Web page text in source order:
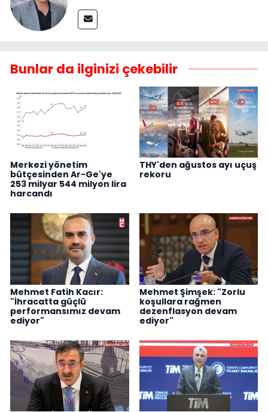
Bunlar da ilginizi çekebilir
Merkezi yönetim
bütçesinden Ar-Ge'ye
253 milyar 544 milyon lira
harcandı
THY'den ağustos ayı uçuş
rekoru
Mehmet Fatih Kacır:
"İhracatta güçlü
performansımız devam
ediyor"
Mehmet Şimşek: "Zorlu
koşullara rağmen
dezenflasyon devam
ediyor"